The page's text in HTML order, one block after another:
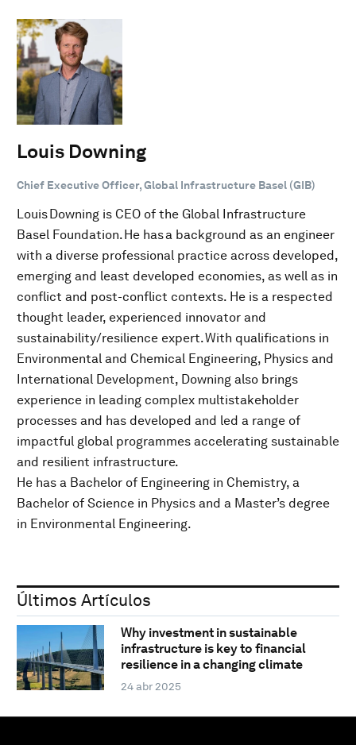
Louis Downing
Chief Executive Officer, Global Infrastructure Basel (GIB)
Louis Downing is CEO of the Global Infrastructure
Basel Foundation. He has a background as an engineer
with a diverse professional practice across developed,
emerging and least developed economies, as well as in
conflict and post-conflict contexts. He is a respected
thought leader, experienced innovator and
sustainability/resilience expert. With qualifications in
Environmental and Chemical Engineering, Physics and
International Development, Downing also brings
experience in leading complex multistakeholder
processes and has developed and led a range of
impactful global programmes accelerating sustainable
and resilient infrastructure.
He has a Bachelor of Engineering in Chemistry, a
Bachelor of Science in Physics and a Master’s degree
in Environmental Engineering.
Últimos Artículos
Why investment in sustainable
infrastructure is key to financial
resilience in a changing climate
24 abr 2025